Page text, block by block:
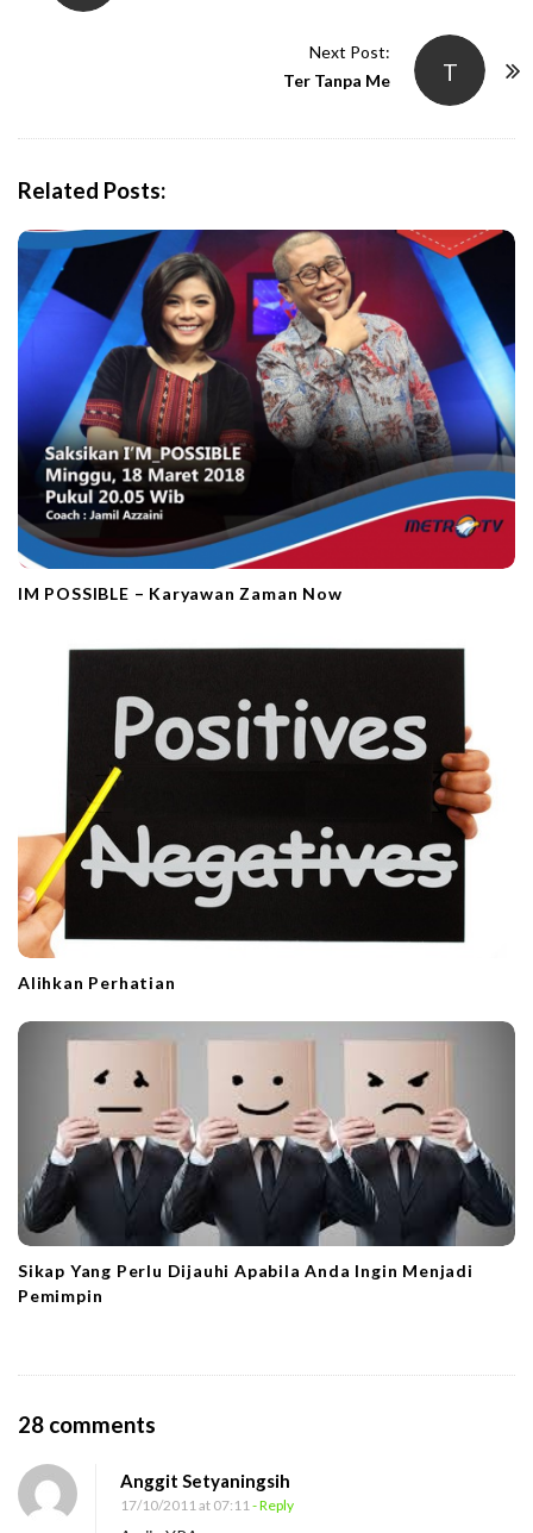
T
Next Post:
Ter Tanpa Me
Related Posts:
IM POSSIBLE – Karyawan Zaman Now
Alihkan Perhatian
Sikap Yang Perlu Dijauhi Apabila Anda Ingin Menjadi
Pemimpin
28 comments
P
Anggit Setyaningsih
17/10/2011 at 07:11 - Reply